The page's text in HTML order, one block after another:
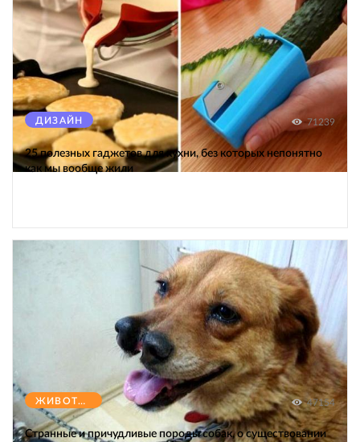
ДИЗАЙН 71239
25 полезных гаджетов для кухни, без которых непонятно
как мы вообще жили
ЖИВОТНЫЕ 47154
Странные и причудливые породы собак, о существовании